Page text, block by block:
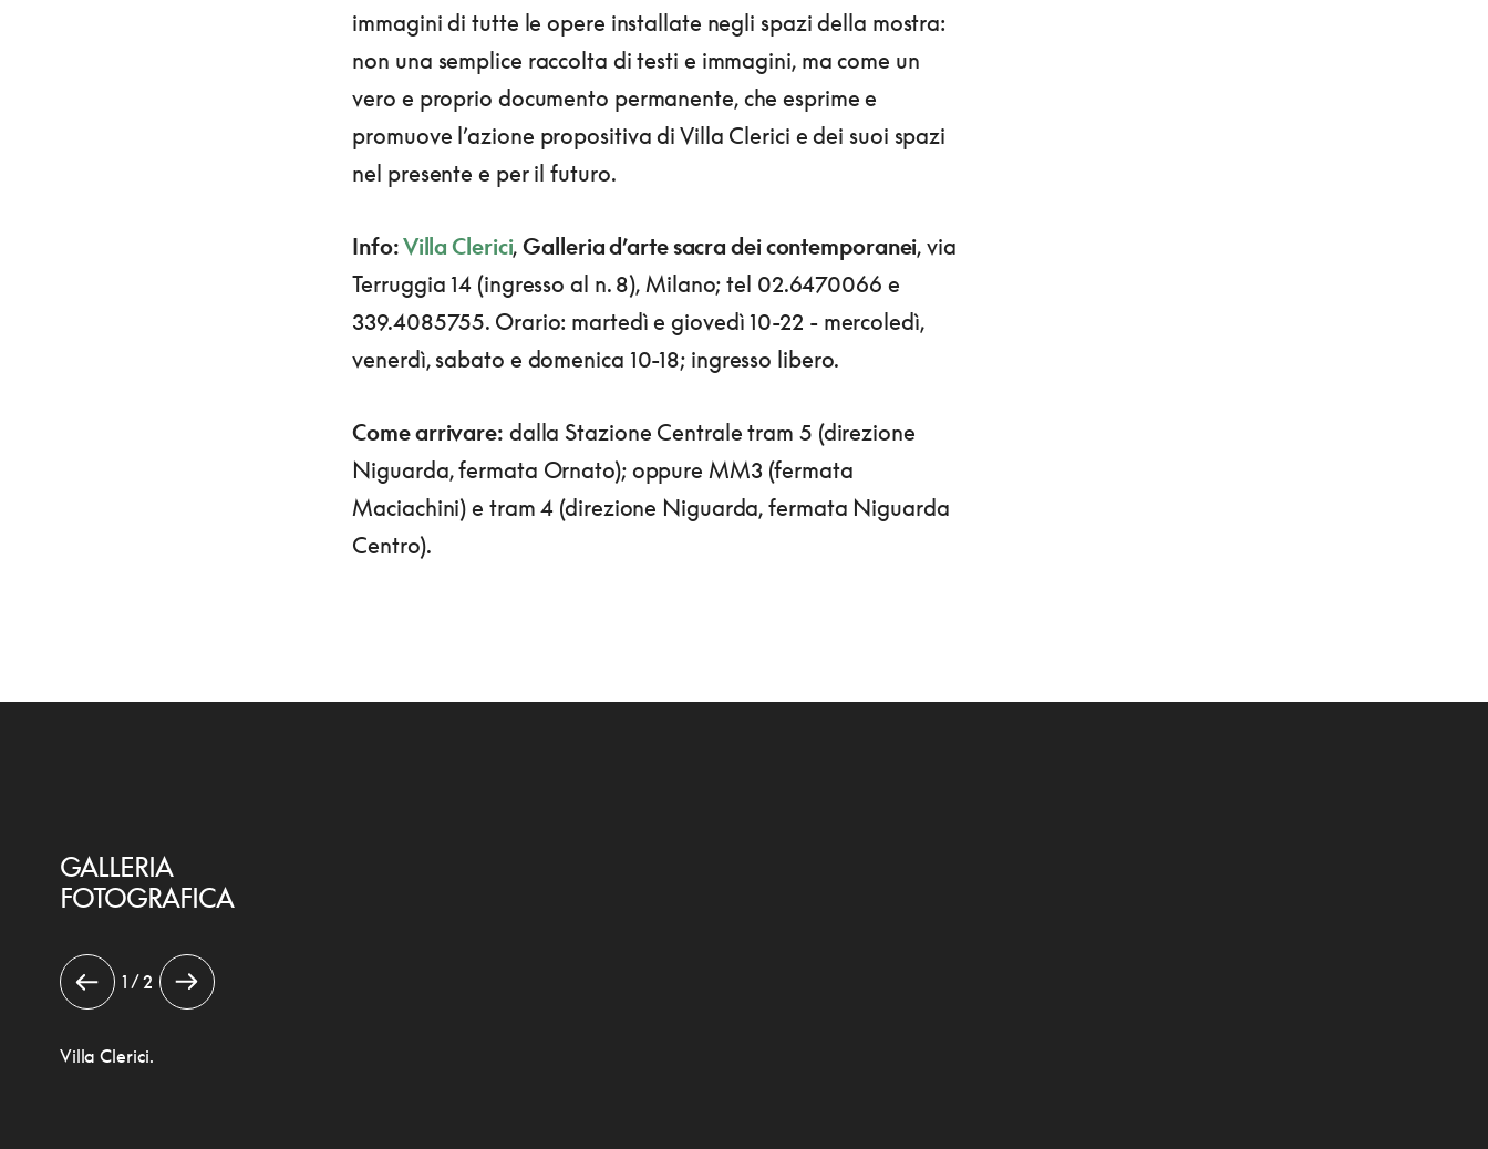
immagini di tutte le opere installate negli spazi della mostra:
non una semplice raccolta di testi e immagini, ma come un
vero e proprio documento permanente, che esprime e
promuove l’azione propositiva di Villa Clerici e dei suoi spazi
nel presente e per il futuro.
Info:Villa Clerici,Galleria d’arte sacra dei contemporanei, via
Terruggia 14 (ingresso al n. 8), Milano; tel 02.6470066 e
339.4085755. Orario: martedì e giovedì 10-22 - mercoledì,
venerdì, sabato e domenica 10-18; ingresso libero.
Come arrivare: dalla Stazione Centrale tram 5 (direzione
Niguarda, fermata Ornato); oppure MM3 (fermata
Maciachini) e tram 4 (direzione Niguarda, fermata Niguarda
Centro).
GALLERIA
FOTOGRAFICA
1 / 2
Villa Clerici.